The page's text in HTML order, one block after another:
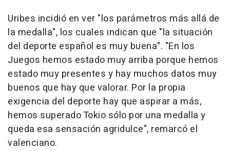
Uribes incidió en ver "los parámetros más allá de
la medalla", los cuales indican que "la situación
del deporte español es muy buena". "En los
Juegos hemos estado muy arriba porque hemos
estado muy presentes y hay muchos datos muy
buenos que hay que valorar. Por la propia
exigencia del deporte hay que aspirar a más,
hemos superado Tokio sólo por una medalla y
queda esa sensación agridulce", remarcó el
valenciano.